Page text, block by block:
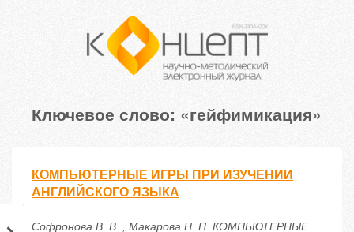
Ключевое слово: «гейфимикация»
КОМПЬЮТЕРНЫЕ ИГРЫ ПРИ ИЗУЧЕНИИ
АНГЛИЙСКОГО ЯЗЫКА
Софронова В. В. , Макарова Н. П. КОМПЬЮТЕРНЫЕ